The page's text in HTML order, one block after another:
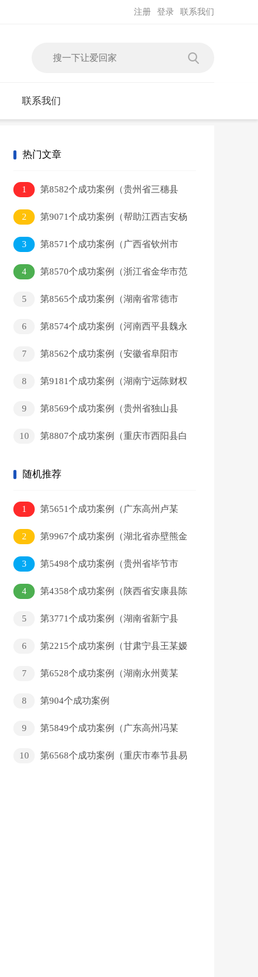
联系我们
登录
注册
联系我们
热门文章
1
第8582个成功案例（贵州省三穗县
吴某本回家）
2
第9071个成功案例（帮助江西吉安杨
某平）
3
第8571个成功案例（广西省钦州市
李某健回家）
4
第8570个成功案例（浙江省金华市范
5
第8565个成功案例（湖南省常德市
6
第8574个成功案例（河南西平县魏永
7
第8562个成功案例（安徽省阜阳市
8
第9181个成功案例（湖南宁远陈财权
9
第8569个成功案例（贵州省独山县
10
第8807个成功案例（重庆市西阳县白
随机推荐
1
第5651个成功案例（广东高州卢某
军回家）
2
第9967个成功案例（湖北省赤壁熊金
芳回家）
3
第5498个成功案例（贵州省毕节市
威宁县张某聪回家）
4
第4358个成功案例（陕西省安康县陈
5
第3771个成功案例（湖南省新宁县
6
第2215个成功案例（甘肃宁县王某嫒
7
第6528个成功案例（湖南永州黄某
8
第904个成功案例
9
第5849个成功案例（广东高州冯某
10
第6568个成功案例（重庆市奉节县易